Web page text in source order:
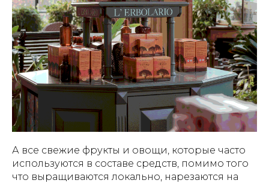
А все свежие фрукты и овощи, которые часто
используются в составе средств, помимо того
что выращиваются локально, нарезаются на